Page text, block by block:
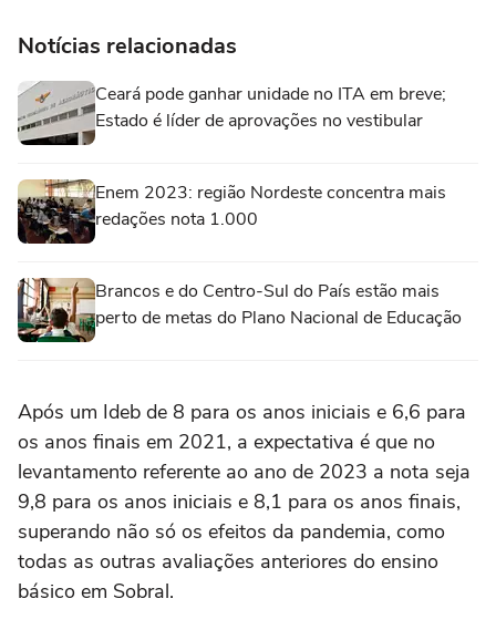
Notícias relacionadas
Ceará pode ganhar unidade no ITA em breve;
Estado é líder de aprovações no vestibular
Enem 2023: região Nordeste concentra mais
redações nota 1.000
Brancos e do Centro-Sul do País estão mais
perto de metas do Plano Nacional de Educação
Após um Ideb de 8 para os anos iniciais e 6,6 para
os anos finais em 2021, a expectativa é que no
levantamento referente ao ano de 2023 a nota seja
9,8 para os anos iniciais e 8,1 para os anos finais,
superando não só os efeitos da pandemia, como
todas as outras avaliações anteriores do ensino
básico em Sobral.